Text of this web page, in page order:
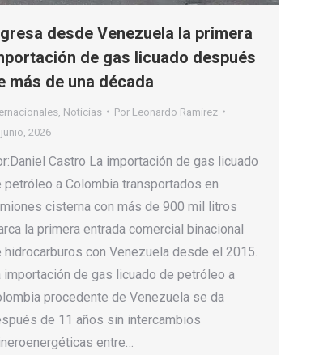
desde Venezuela la primera
de gas licuado después
más de una década
Noticias Por Leonardo Ramirez
2026
Castro La importación de gas licuado
petróleo a Colombia transportados en
cisterna con más de 900 mil litros
la primera entrada comercial binacional
hidrocarburos con Venezuela desde el 2015.
importación de gas licuado de petróleo a
procedente de Venezuela se da
de 11 años sin intercambios
entre…